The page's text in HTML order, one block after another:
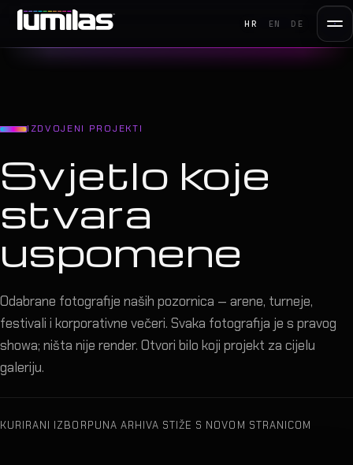
HR EN DE
IZDVOJENI PROJEKTI
Svjetlo koje
stvara
uspomene
Odabrane fotografije naših pozornica — arene, turneje,
festivali i korporativne večeri. Svaka fotografija je s pravog
showa; ništa nije render. Otvori bilo koji projekt za cijelu
galeriju.
KURIRANI IZBORPUNA ARHIVA STIŽE S NOVOM STRANICOM